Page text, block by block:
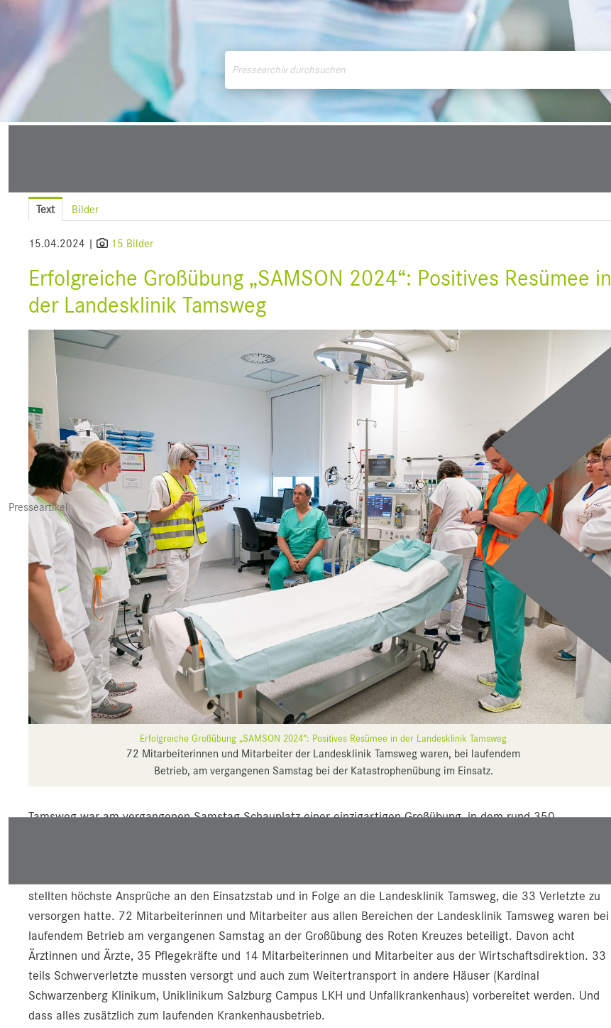
Presseartikel
Text Bilder
15.04.2024 | 15 Bilder
Erfolgreiche Großübung „SAMSON 2024“: Positives Resümee in
der Landesklinik Tamsweg
Erfolgreiche Großübung „SAMSON 2024“: Positives Resümee in der Landesklinik Tamsweg
72 Mitarbeiterinnen und Mitarbeiter der Landesklinik Tamsweg waren, bei laufendem
Betrieb, am vergangenen Samstag bei der Katastrophenübung im Einsatz.
Tamsweg war am vergangenen Samstag Schauplatz einer einzigartigen Großübung, in dem rund 350
stellten höchste Ansprüche an den Einsatzstab und in Folge an die Landesklinik Tamsweg, die 33 Verletzte zu
versorgen hatte. 72 Mitarbeiterinnen und Mitarbeiter aus allen Bereichen der Landesklinik Tamsweg waren bei
laufendem Betrieb am vergangenen Samstag an der Großübung des Roten Kreuzes beteiligt. Davon acht
Ärztinnen und Ärzte, 35 Pflegekräfte und 14 Mitarbeiterinnen und Mitarbeiter aus der Wirtschaftsdirektion. 33
teils Schwerverletzte mussten versorgt und auch zum Weitertransport in andere Häuser (Kardinal
Schwarzenberg Klinikum, Uniklinikum Salzburg Campus LKH und Unfallkrankenhaus) vorbereitet werden. Und
dass alles zusätzlich zum laufenden Krankenhausbetrieb.